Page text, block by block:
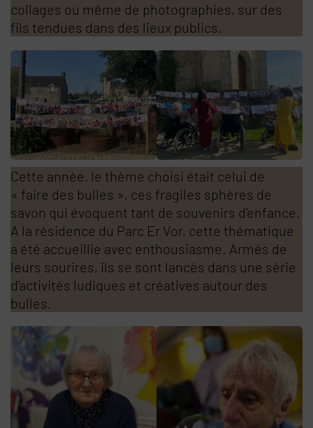
collages ou même de photographies, sur des
fils tendues dans des lieux publics.
Cette année, le thème choisi était celui de
« faire des bulles », ces fragiles sphères de
savon qui évoquent tant de souvenirs d’enfance.
A la résidence du Parc Er Vor, cette thématique
a été accueillie avec enthousiasme. Armés de
leurs sourires, ils se sont lancés dans une série
d’activités ludiques et créatives autour des
bulles.